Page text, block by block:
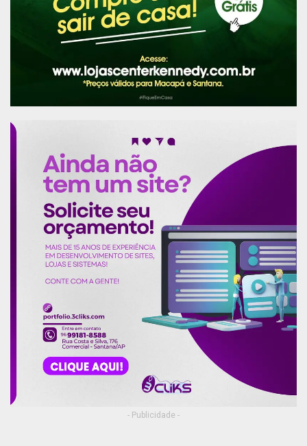
O governador do Amapá, Waldez Góes, acompanha Leal Pujol
durante visita ao novo aeroporto de Macapá
O general Leal Pujol recebe uma lembrança da 22ª Bda Inf Sl das
mão do general Viana Filho
- Publicidade -